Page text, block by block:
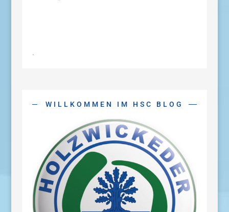
.
WILLKOMMEN IM HSC BLOG